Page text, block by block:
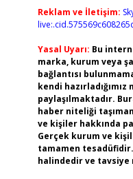
Reklam ve İletişim:
Yasal Uyarı: Bu
marka, kurum veya
bağlantısı
kendi
paylaşılmaktadır.
haber niteliği
ve kişiler hakkında
Gerçek kurum ve
tamamen
halindedir ve tavsiye